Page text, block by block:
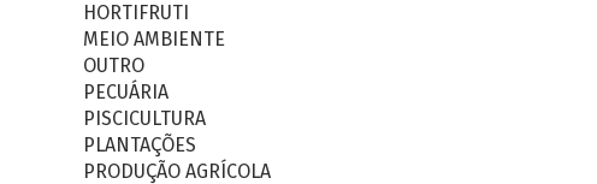
HORTIFRUTI
MEIO AMBIENTE
OUTRO
PECUÁRIA
PISCICULTURA
PLANTAÇÕES
PRODUÇÃO AGRÍCOLA